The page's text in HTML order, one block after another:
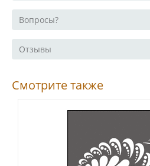
Вопросы?
Отзывы
Смотрите также